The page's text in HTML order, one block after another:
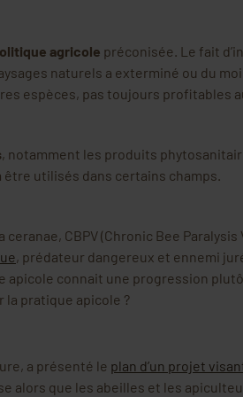
agricole préconisée. Le fait
naturels a exterminé ou du
espèces, pas toujours profitables
, notamment les produits
utilisés dans certains champs.
ceranae, CBPV (Chronic Bee
, prédateur dangereux et ennemi
apicole connait une progression
la pratique apicole ?
a présenté le plan d’un projet
alors que les abeilles et les